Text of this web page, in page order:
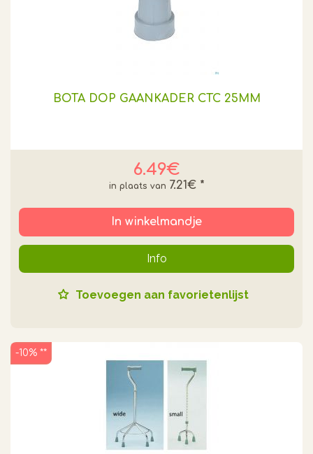
BOTA DOP GAANKADER CTC 25MM
6.49€
7.21€ *
In winkelmandje
Info
Toevoegen aan favorietenlijst
-10% **